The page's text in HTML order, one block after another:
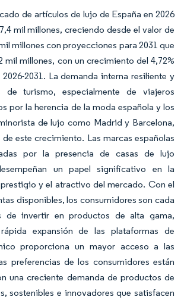
de artículos de lujo de España en 2026
mil millones, creciendo desde el valor de
millones con proyecciones para 2031 que
mil millones, con un crecimiento del 4,72%
2031. La demanda interna resiliente y
de turismo, especialmente de viajeros
por la herencia de la moda española y los
de lujo como Madrid y Barcelona,
este crecimiento. Las marcas españolas
por la presencia de casas de lujo
un papel significativo en la
y el atractivo del mercado. Con el
disponibles, los consumidores son cada
de invertir en productos de alta gama,
expansión de las plataformas de
proporciona un mayor acceso a las
preferencias de los consumidores están
una creciente demanda de productos de
sostenibles e innovadores que satisfacen